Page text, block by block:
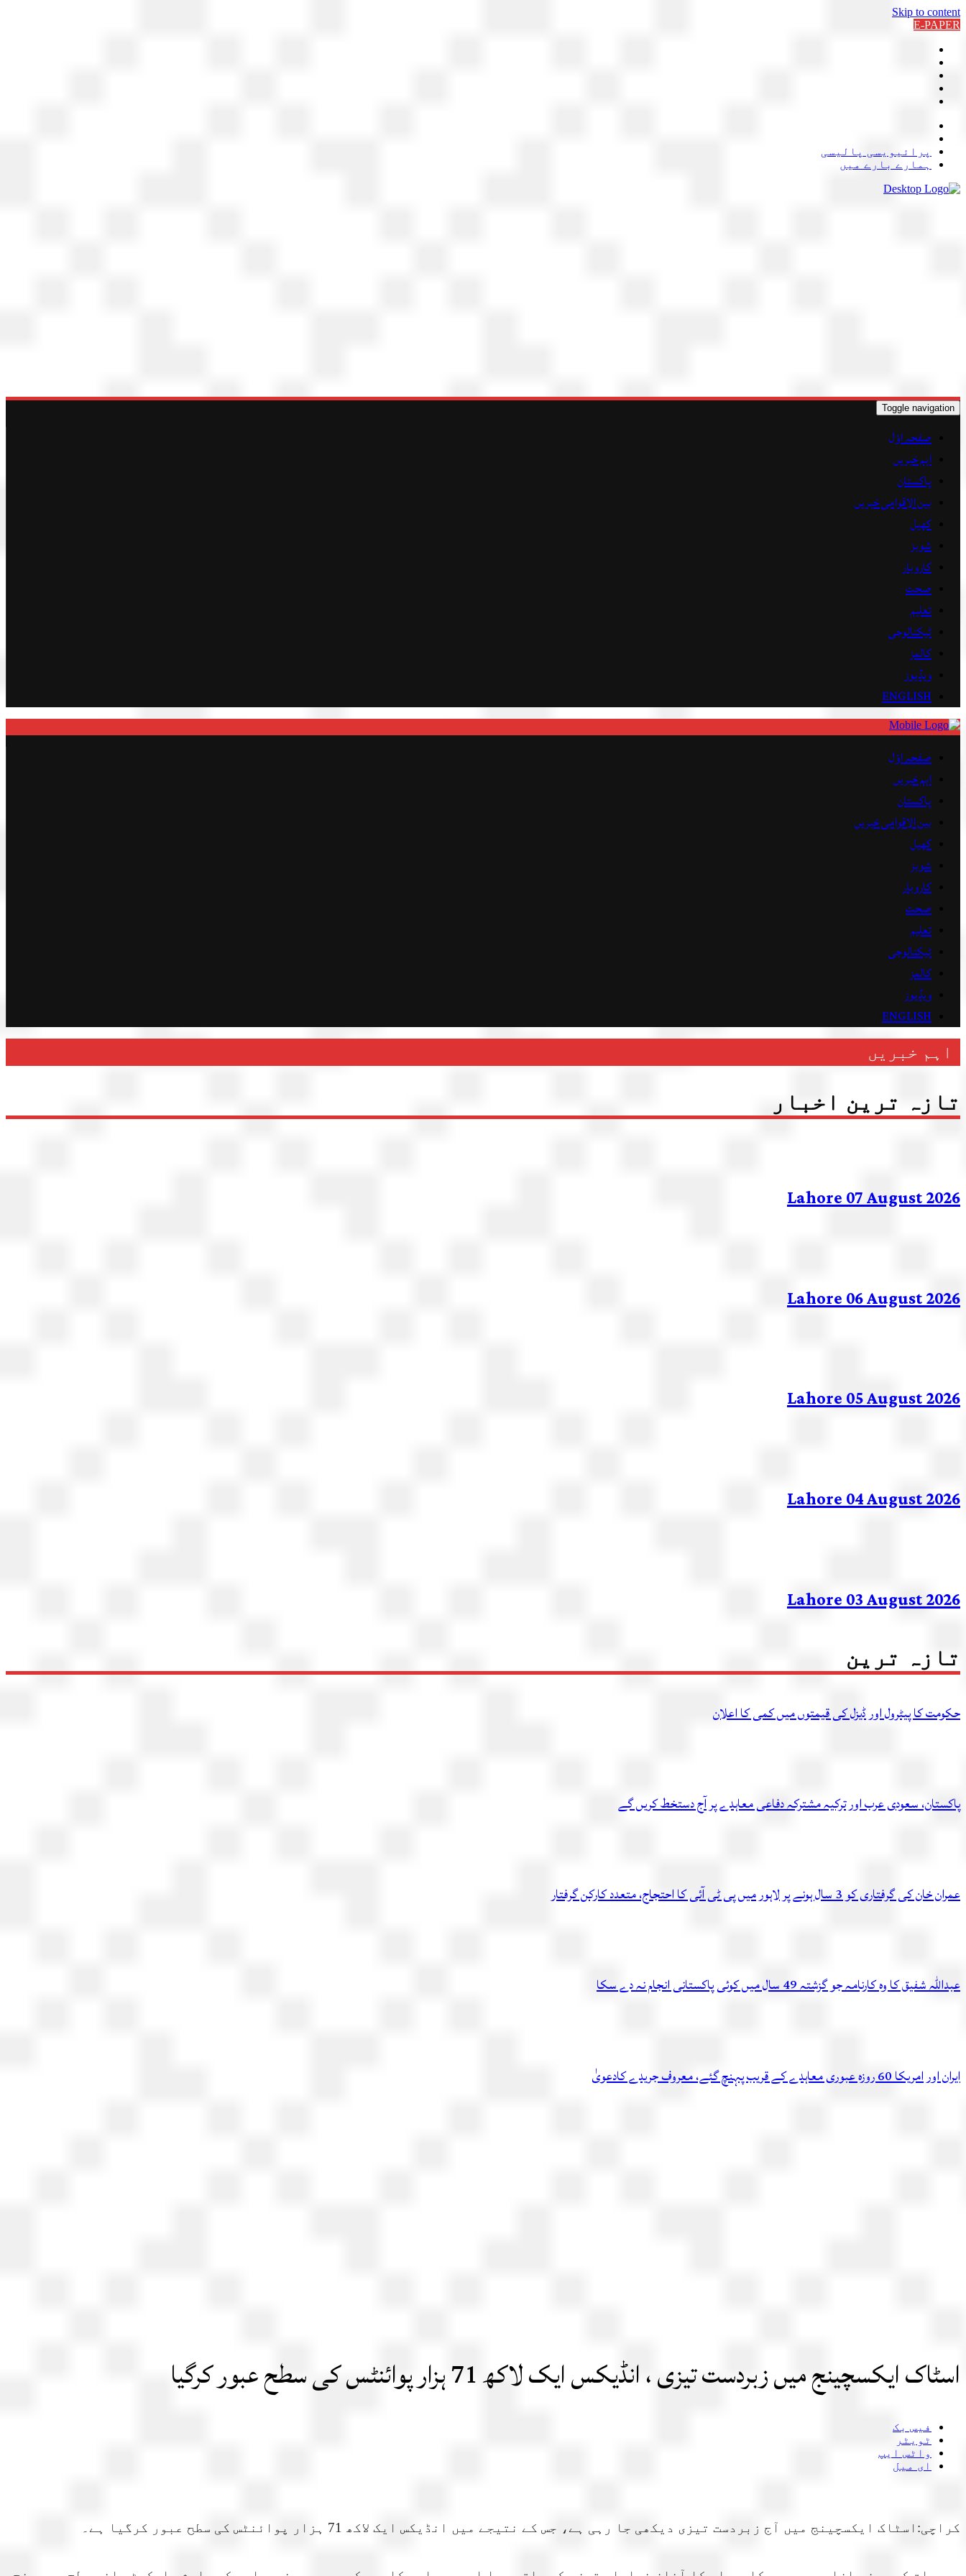
Skip to content
E-PAPER
پرائیویسی پالیسی
ہمارے بارے میں
Toggle navigation
صفحہ اوّل
اہم خبریں
پاکستان
بین الاقوامی خبریں
کھیل
شوبز
کاروبار
صحت
تعلیم
ٹیکنالوجی
کالمز
ویڈیوز
ENGLISH
صفحہ اوّل
اہم خبریں
پاکستان
بین الاقوامی خبریں
کھیل
شوبز
کاروبار
صحت
تعلیم
ٹیکنالوجی
کالمز
ویڈیوز
ENGLISH
اہم خبریں
تازہ ترین اخبار
Lahore 07 August 2026
Lahore 06 August 2026
Lahore 05 August 2026
Lahore 04 August 2026
Lahore 03 August 2026
تازہ ترین
حکومت کا پیٹرول اور ڈیزل کی قیمتوں میں کمی کا اعلان
پاکستان، سعودی عرب اور ترکیہ مشترکہ دفاعی معاہدے پر آج دستخط کریں گے
عمران خان کی گرفتاری کو 3 سال ہونے پر لاہور میں پی ٹی آئی کا احتجاج، متعدد کارکن گرفتار
عبداللہ شفیق کا وہ کارنامہ جو گزشتہ 49 سال میں کوئی پاکستانی انجام نہ دے سکا
ایران اور امریکا 60 روزہ عبوری معاہدے کے قریب پہنچ گئے، معروف جریدے کادعویٰ
اسٹاک ایکسچینج میں زبردست تیزی ، انڈیکس ایک لاکھ 71 ہزار پوائنٹس کی سطح عبور کرگیا
فیس بک
ٹویٹر
واٹس ایپ
ای میل
کراچی:اسٹاک ایکسچینج میں آج زبردست تیزی دیکھی جا رہی ہے، جس کے نتیجے میں انڈیکس ایک لاکھ 71 ہزار پوائنٹس کی سطح عبور کرگیا ہے۔